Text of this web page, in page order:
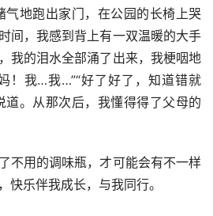
气地跑出家门，在公园的长椅上哭
间，我感到背上有一双温暖的大手
我的泪水全部涌了出来，我梗咽地
！我…我…”“好了好了，知道错就
道。从那次后，我懂得得了父母的
用的调味瓶，才可能会有不一样
快乐伴我成长，与我同行。